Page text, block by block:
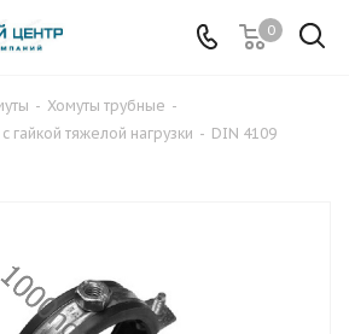
0
- Хомуты трубные -
гайкой тяжелой нагрузки - DIN 4109